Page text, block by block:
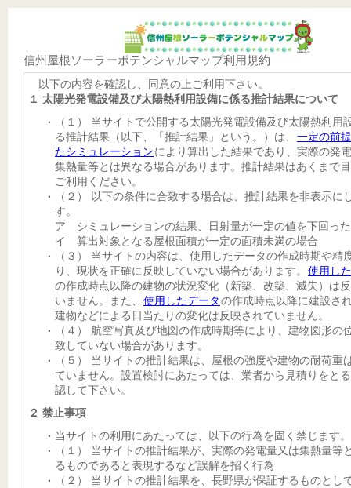
信州屋根ソーラーポテンシャルマップ利用規約
以下の内容を確認し、同意の上ご利用下さい。
１ 太陽光発電設備及び太陽熱利用設備に係る推計結果について
（１） 当サイトで公開する太陽光発電設備及び太陽熱利用
る推計結果（以下、「推計結果」という。）は、 一定の前
たシミュレーションにより算出した結果であり、実際の発
集熱量等とは異なる場合があります。推計結果はあくまで
ご利用ください。
（２） 以下の条件に合致する場合は、推計結果を非表示に
す。
ア シミュレーションの結果、日射量が一定の値を下回っ
イ 算出対象となる屋根面積が一定の面積未満の場合
（３） 当サイトの内容は、使用したデータの作成時期や精
り、現状を正確に反映していない場合があります。 使用し
の作成時点以降の建物の状況変化（新築、改築、滅失）は
いません。また、 使用したデータの作成時点以降に建設さ
建物などによる日当たりの変化は反映されていません。
（４） 航空写真及び地図の作成時期等により、建物図形の
致していない場合があります。
（５） 当サイトの推計結果は、屋根の強度や建物の耐荷重
ていません。設置検討にあたっては、業者から見積りをと
認して下さい。
２ 禁止事項
当サイトの利用にあたっては、以下の行為を固く禁じます。
（１） 当サイトの推計結果が、実際の発電量又は集熱量等
るものであると表現するなど誤解を招く行為
（２） 当サイトの推計結果を、長野県が保証するものとし